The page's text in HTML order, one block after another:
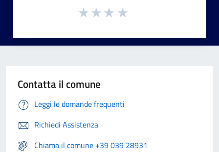
Contatta il comune
Leggi le domande frequenti
Richiedi Assistenza
Chiama il comune +39 039 28931